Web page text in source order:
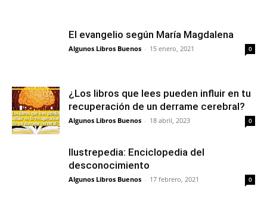
El evangelio según María Magdalena
Algunos Libros Buenos - 15 enero, 2021 0
¿Los libros que lees pueden influir en tu
recuperación de un derrame cerebral?
Algunos Libros Buenos - 18 abril, 2023 0
Ilustrepedia: Enciclopedia del
desconocimiento
Algunos Libros Buenos - 17 febrero, 2021 0